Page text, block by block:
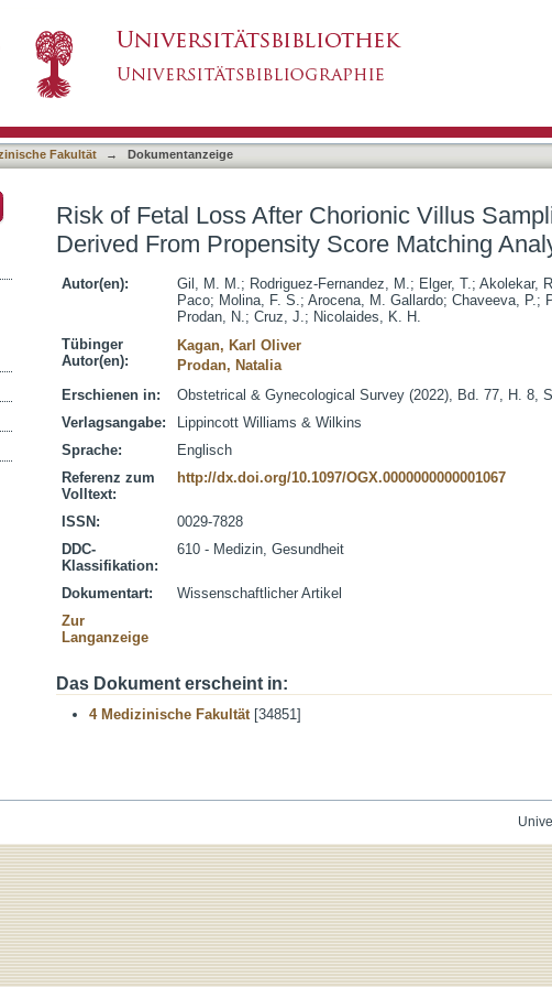
Chorionic Villus Sampling in Twin Pregnancy
Fakultät → Dokumentanzeige
Risk of Fetal Loss After Chorionic Villus
Derived From Propensity Score Matching
Autor(en): Gil, M. M.; Rodriguez-Fernandez, M.; Elger, T.; Akolekar,
Paco; Molina, F. S.; Arocena, M. Gallardo; Chaveeva, P.;
Prodan, N.; Cruz, J.; Nicolaides, K. H.
Tübinger
Autor(en):
Kagan, Karl Oliver
Prodan, Natalia
Erschienen in:
Obstetrical & Gynecological Survey (2022), Bd. 77, H. 8,
Verlagsangabe:
Lippincott Williams & Wilkins
Sprache:
Englisch
Referenz zum
Volltext:
http://dx.doi.org/10.1097/OGX.0000000000001067
ISSN:
0029-7828
DDC-
Klassifikation:
610 - Medizin, Gesundheit
Dokumentart:
Wissenschaftlicher Artikel
Zur
Langanzeige
Das Dokument erscheint in:
4 Medizinische Fakultät[34851]